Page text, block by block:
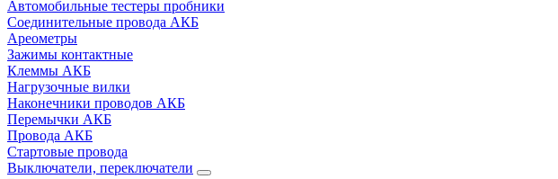
Автомобильные тестеры пробники
Соединительные провода АКБ
Ареометры
Зажимы контактные
Клеммы АКБ
Нагрузочные вилки
Наконечники проводов АКБ
Перемычки АКБ
Провода АКБ
Стартовые провода
Выключатели, переключатели